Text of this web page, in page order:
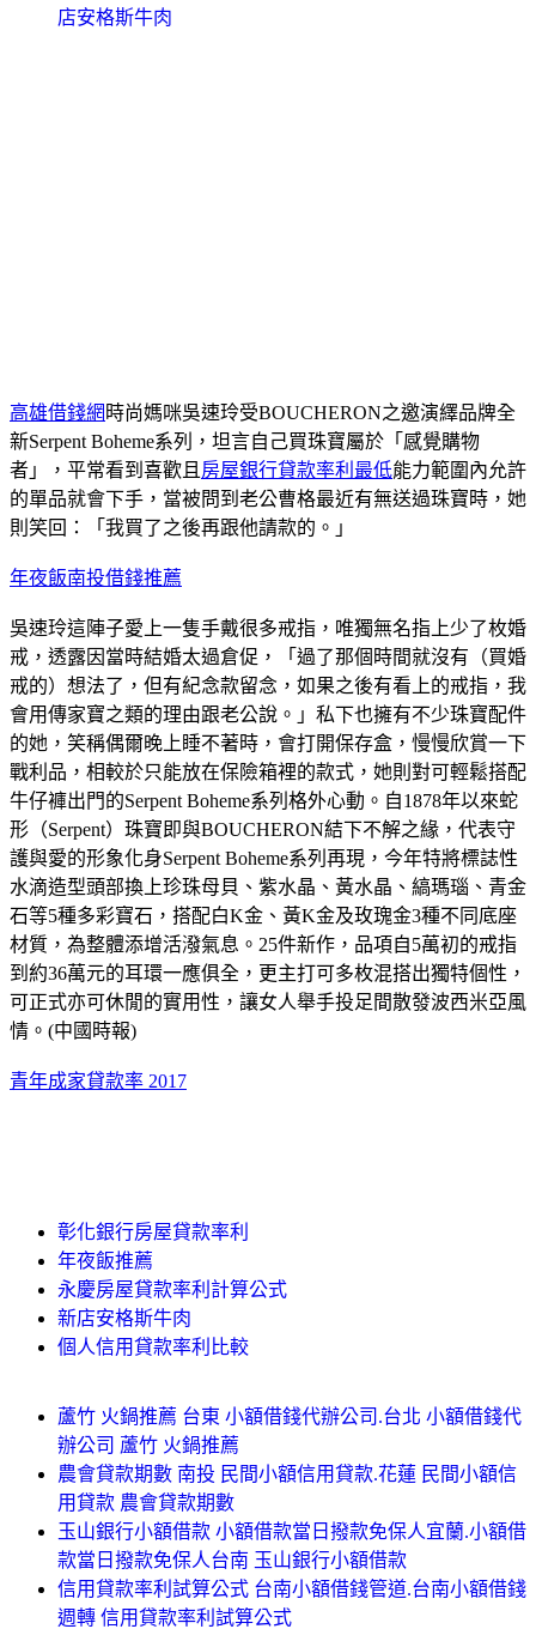
店安格斯牛肉
高雄借錢網 時尚媽咪吳速玲受BOUCHERON之邀演繹品牌全
新Serpent Boheme系列，坦言自己買珠寶屬於「感覺購物
者」，平常看到喜歡且 房屋銀行貸款率利最低能力範圍內允許
的單品就會下手，當被問到老公曹格最近有無送過珠寶時，她
則笑回：「我買了之後再跟他請款的。」
年夜飯南投借錢推薦
吳速玲這陣子愛上一隻手戴很多戒指，唯獨無名指上少了枚婚
戒，透露因當時結婚太過倉促，「過了那個時間就沒有（買婚
戒的）想法了，但有紀念款留念，如果之後有看上的戒指，我
會用傳家寶之類的理由跟老公說。」私下也擁有不少珠寶配件
的她，笑稱偶爾晚上睡不著時，會打開保存盒，慢慢欣賞一下
戰利品，相較於只能放在保險箱裡的款式，她則對可輕鬆搭配
牛仔褲出門的Serpent Boheme系列格外心動。自1878年以來蛇
形（Serpent）珠寶即與BOUCHERON結下不解之緣，代表守
護與愛的形象化身Serpent Boheme系列再現，今年特將標誌性
水滴造型頭部換上珍珠母貝、紫水晶、黃水晶、縞瑪瑙、青金
石等5種多彩寶石，搭配白K金、黃K金及玫瑰金3種不同底座
材質，為整體添增活潑氣息。25件新作，品項自5萬初的戒指
到約36萬元的耳環一應俱全，更主打可多枚混搭出獨特個性，
可正式亦可休閒的實用性，讓女人舉手投足間散發波西米亞風
情。(中國時報)
青年成家貸款率 2017
彰化銀行房屋貸款率利
年夜飯推薦
永慶房屋貸款率利計算公式
新店安格斯牛肉
個人信用貸款率利比較
蘆竹 火鍋推薦 台東 小額借錢代辦公司.台北 小額借錢代
辦公司 蘆竹 火鍋推薦
農會貸款期數 南投 民間小額信用貸款.花蓮 民間小額信
用貸款 農會貸款期數
玉山銀行小額借款 小額借款當日撥款免保人宜蘭.小額借
款當日撥款免保人台南 玉山銀行小額借款
信用貸款率利試算公式 台南小額借錢管道.台南小額借錢
週轉 信用貸款率利試算公式